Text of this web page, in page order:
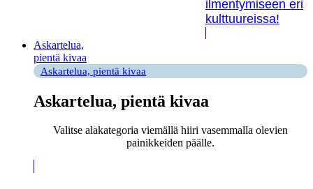
ilmentymiseen eri
kulttuureissa!
Askartelua,
pientä kivaa
Askartelua, pientä kivaa
Askartelua, pientä kivaa
Valitse alakategoria viemällä hiiri vasemmalla olevien
painikkeiden päälle.